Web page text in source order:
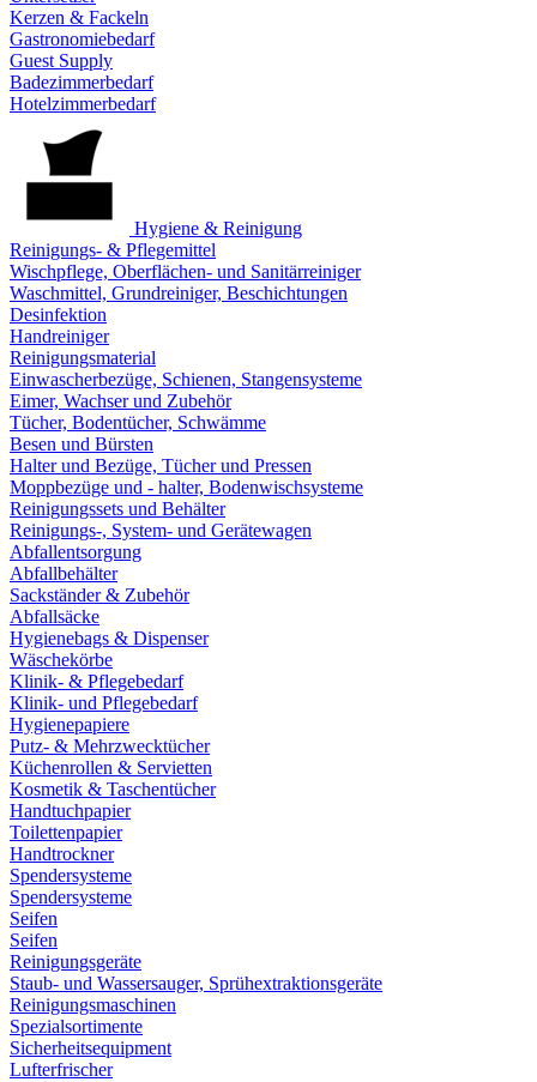
Kerzen & Fackeln
Gastronomiebedarf
Guest Supply
Badezimmerbedarf
Hotelzimmerbedarf
Hygiene & Reinigung
Reinigungs- & Pflegemittel
Wischpflege, Oberflächen- und Sanitärreiniger
Waschmittel, Grundreiniger, Beschichtungen
Desinfektion
Handreiniger
Reinigungsmaterial
Einwascherbezüge, Schienen, Stangensysteme
Eimer, Wachser und Zubehör
Tücher, Bodentücher, Schwämme
Besen und Bürsten
Halter und Bezüge, Tücher und Pressen
Moppbezüge und - halter, Bodenwischsysteme
Reinigungssets und Behälter
Reinigungs-, System- und Gerätewagen
Abfallentsorgung
Abfallbehälter
Sackständer & Zubehör
Abfallsäcke
Hygienebags & Dispenser
Wäschekörbe
Klinik- & Pflegebedarf
Klinik- und Pflegebedarf
Hygienepapiere
Putz- & Mehrzwecktücher
Küchenrollen & Servietten
Kosmetik & Taschentücher
Handtuchpapier
Toilettenpapier
Handtrockner
Spendersysteme
Spendersysteme
Seifen
Seifen
Reinigungsgeräte
Staub- und Wassersauger, Sprühextraktionsgeräte
Reinigungsmaschinen
Spezialsortimente
Sicherheitsequipment
Lufterfrischer